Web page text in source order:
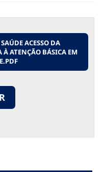
ACESSO DA
À ATENÇÃO BÁSICA EM